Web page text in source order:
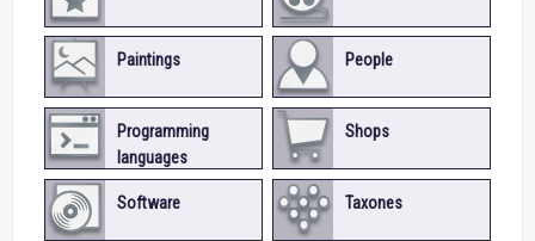
Paintings People
Programming
languages
Shops
Software Taxones